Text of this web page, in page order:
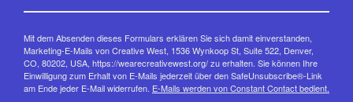
Mit dem Absenden dieses Formulars erklären Sie sich damit einverstanden,
Marketing-E-Mails von Creative West, 1536 Wynkoop St, Suite 522, Denver,
CO, 80202, USA, https://wearecreativewest.org/ zu erhalten. Sie können Ihre
Einwilligung zum Erhalt von E-Mails jederzeit über den SafeUnsubscribe®-Link
am Ende jeder E-Mail widerrufen. E-Mails werden von Constant Contact bedient.